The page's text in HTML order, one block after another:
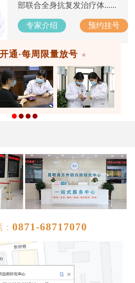
部联合全身抗复发治疗体......
专家介绍 预约挂号
通·每周限量放号
：0871-68717070